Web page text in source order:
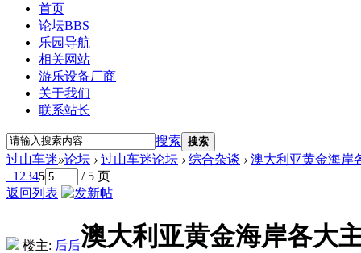
首页
论坛BBS
乐园导航
相关网站
游乐设备厂商
关于我们
联系站长
搜索 搜索
过山车迷»论坛 › 过山车迷论坛 › 综合杂谈 › 澳大利亚黄金海岸
1 2345
/ 5 页
返回列表
楼主: 后后澳大利亚黄金海岸各大